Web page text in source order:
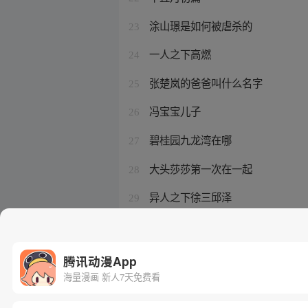
23 涂山璟是如何被虐杀的
24 一人之下高燃
25 张楚岚的爸爸叫什么名字
26 冯宝宝儿子
27 碧桂园九龙湾在哪
28 大头莎莎第一次在一起
29 异人之下徐三邱泽
腾讯动漫App
海量漫画 新人7天免费看